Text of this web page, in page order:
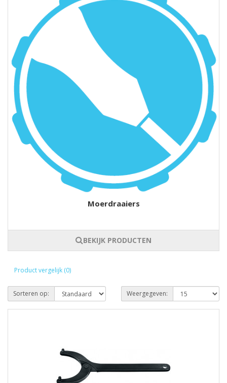
Moerdraaiers
BEKIJK PRODUCTEN
Product vergelijk (0)
Sorteren op: Weergegeven: